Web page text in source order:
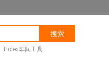
搜索
Holex车间工具